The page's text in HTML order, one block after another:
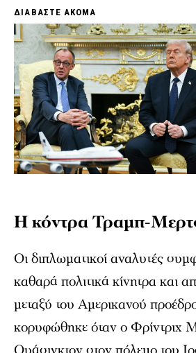
ΔΙΑΒΑΣΤΕ ΑΚΟΜΑ
Η κόντρα Τραμπ-
Οι διπλωματικοί αναλυτές
καθαρά πολιτικά κίνητρα και
μεταξύ του Αμερικανού
κορυφώθηκε όταν ο Φρίντριχ